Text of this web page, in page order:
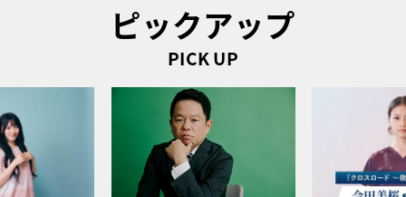
ピックアップ
PICK UP